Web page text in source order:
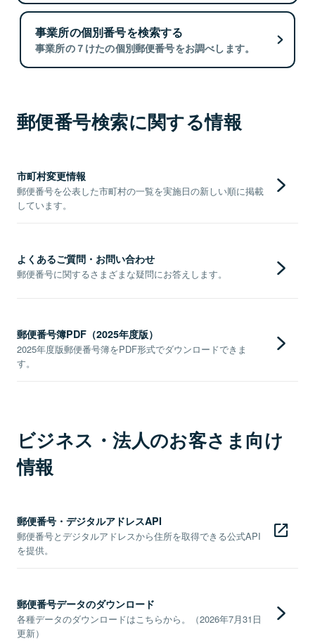
事業所の個別番号を検索する
事業所の７けたの個別郵便番号をお調べします。
郵便番号検索に関する情報
市町村変更情報
郵便番号を公表した市町村の一覧を実施日の新しい順に掲載
しています。
よくあるご質問・お問い合わせ
郵便番号に関するさまざまな疑問にお答えします。
郵便番号簿PDF（2025年度版）
2025年度版郵便番号簿をPDF形式でダウンロードできま
す。
ビジネス・法人のお客さま向け
情報
郵便番号・デジタルアドレスAPI
郵便番号とデジタルアドレスから住所を取得できる公式API
を提供。
郵便番号データのダウンロード
各種データのダウンロードはこちらから。（2026年7月31日
更新）